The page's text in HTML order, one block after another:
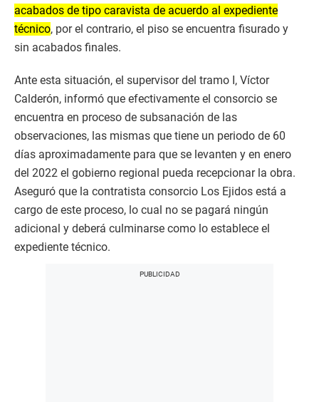
acabados de tipo caravista de acuerdo al expediente
técnico, por el contrario, el piso se encuentra fisurado y
sin acabados finales.
Ante esta situación, el supervisor del tramo I, Víctor
Calderón, informó que efectivamente el consorcio se
encuentra en proceso de subsanación de las
observaciones, las mismas que tiene un periodo de 60
días aproximadamente para que se levanten y en enero
del 2022 el gobierno regional pueda recepcionar la obra.
Aseguró que la contratista consorcio Los Ejidos está a
cargo de este proceso, lo cual no se pagará ningún
adicional y deberá culminarse como lo establece el
expediente técnico.